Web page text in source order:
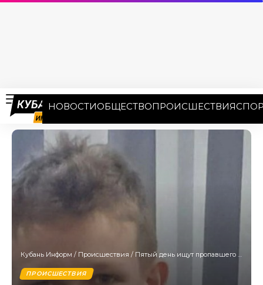
НОВОСТИОБЩЕСТВОПРОИСШЕСТВИЯ
Кубань Информ / Происшествия / Пятый день ищут пропавшего подростка в Новороссийске
ПРОИСШЕСТВИЯ